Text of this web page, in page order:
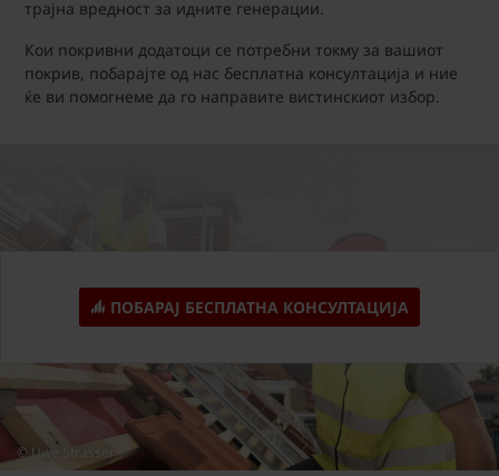
трајна вредност за идните генерации.
Кои покривни додатоци се потребни токму за вашиот
покрив, побарајте од нас бесплатна консултација и ние
ќе ви помогнеме да го направите вистинскиот избор.
© Uwe Strasser
ПОБАРАЈ БЕСПЛАТНА КОНСУЛТАЦИЈА